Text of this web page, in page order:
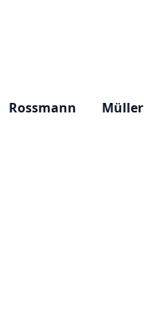
Rossmann Müller